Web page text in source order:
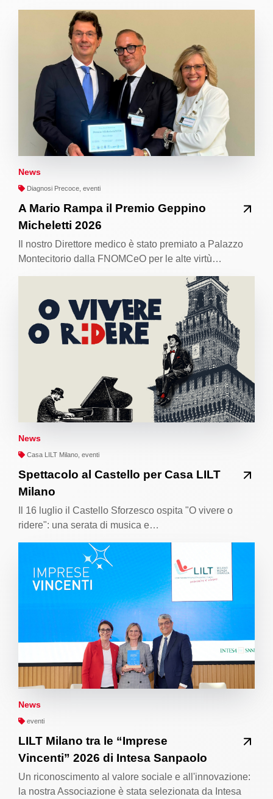
News
Diagnosi Precoce, eventi
A Mario Rampa il Premio Geppino
Micheletti 2026
Il nostro Direttore medico è stato premiato a Palazzo
Montecitorio dalla FNOMCeO per le alte virtù…
News
Casa LILT Milano, eventi
Spettacolo al Castello per Casa LILT
Milano
Il 16 luglio il Castello Sforzesco ospita "O vivere o
ridere": una serata di musica e…
News
eventi
LILT Milano tra le “Imprese
Vincenti” 2026 di Intesa Sanpaolo
Un riconoscimento al valore sociale e all'innovazione:
la nostra Associazione è stata selezionata da Intesa